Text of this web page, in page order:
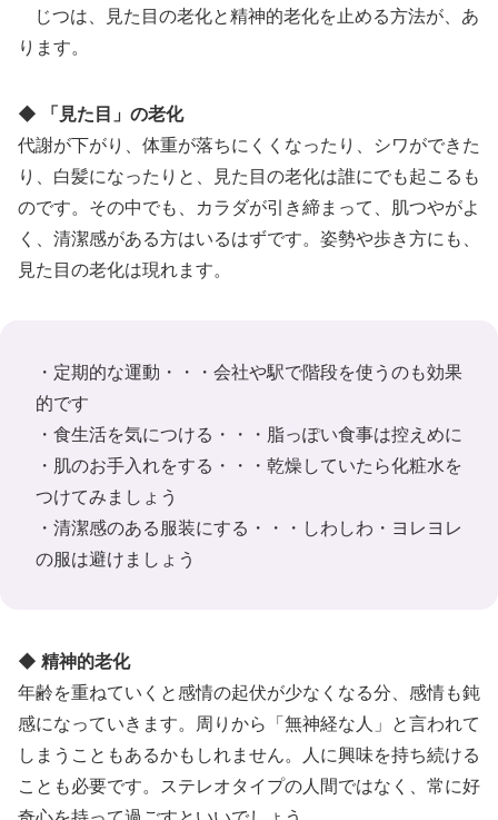
じつは、見た目の老化と精神的老化を止める方法が、あ
ります。
◆ 「見た目」の老化
代謝が下がり、体重が落ちにくくなったり、シワができた
り、白髪になったりと、見た目の老化は誰にでも起こるも
のです。その中でも、カラダが引き締まって、肌つやがよ
く、清潔感がある方はいるはずです。姿勢や歩き方にも、
見た目の老化は現れます。
・定期的な運動・・・会社や駅で階段を使うのも効果
的です
・食生活を気につける・・・脂っぽい食事は控えめに
・肌のお手入れをする・・・乾燥していたら化粧水を
つけてみましょう
・清潔感のある服装にする・・・しわしわ・ヨレヨレ
の服は避けましょう
◆ 精神的老化
年齢を重ねていくと感情の起伏が少なくなる分、感情も鈍
感になっていきます。周りから「無神経な人」と言われて
しまうこともあるかもしれません。人に興味を持ち続ける
ことも必要です。ステレオタイプの人間ではなく、常に好